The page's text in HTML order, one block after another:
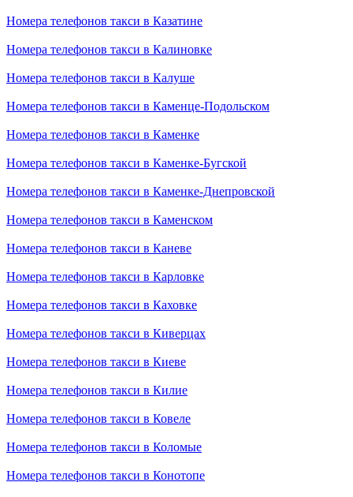
Номера телефонов такси в Казатине
Номера телефонов такси в Калиновке
Номера телефонов такси в Калуше
Номера телефонов такси в Каменце-Подольском
Номера телефонов такси в Каменке
Номера телефонов такси в Каменке-Бугской
Номера телефонов такси в Каменке-Днепровской
Номера телефонов такси в Каменском
Номера телефонов такси в Каневе
Номера телефонов такси в Карловке
Номера телефонов такси в Каховке
Номера телефонов такси в Киверцах
Номера телефонов такси в Киеве
Номера телефонов такси в Килие
Номера телефонов такси в Ковеле
Номера телефонов такси в Коломые
Номера телефонов такси в Конотопе